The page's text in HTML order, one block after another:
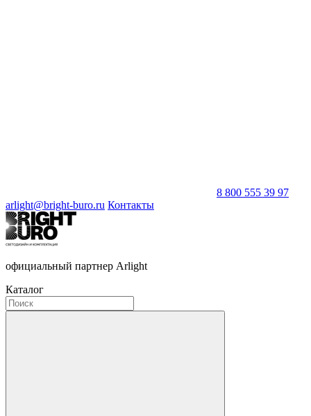
8 800 555 39 97
arlight@bright-buro.ru Контакты
официальный партнер Arlight
Каталог